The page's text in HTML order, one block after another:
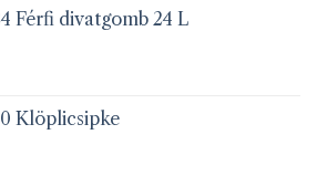
Férfi divatgomb 24 L
Klöplicsipke